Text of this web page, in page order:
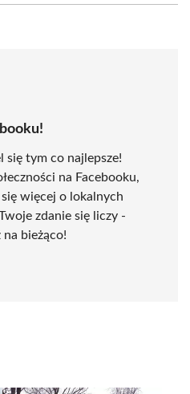
tym co najlepsze!
na Facebooku,
więcej o lokalnych
zdanie się liczy -
bieżąco!